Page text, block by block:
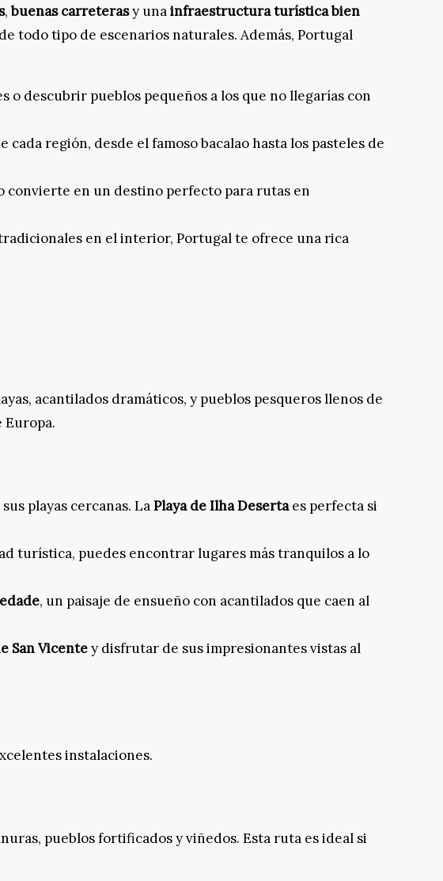
,buenas carreterasy unainfraestructura turística bien
todo tipo de escenarios naturales. Además, Portugal
o descubrir pueblos pequeños a los que no llegarías con
región, desde el famoso bacalao hasta los pasteles de
convierte en un destino perfecto para rutas en
en el interior, Portugal te ofrece una rica
acantilados dramáticos, y pueblos pesqueros llenos de
Europa.
playas cercanas. LaPlaya de Ilha Desertaes perfecta si
turística, puedes encontrar lugares más tranquilos a lo
, un paisaje de ensueño con acantilados que caen al
San Vicentey disfrutar de sus impresionantes vistas al
instalaciones.
pueblos fortificados y viñedos. Esta ruta es ideal si